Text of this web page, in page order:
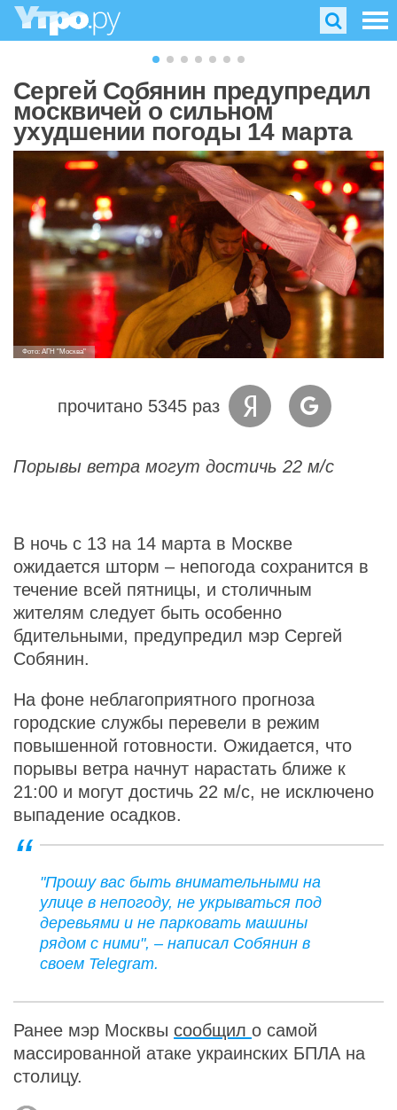
Сергей Собянин предупредил
москвичей о сильном
ухудшении погоды 14 марта
Фото: АГН "Москва"
прочитано 5345 раз
Порывы ветра могут достичь 22 м/с
В ночь с 13 на 14 марта в Москве
ожидается шторм – непогода сохранится в
течение всей пятницы, и столичным
жителям следует быть особенно
бдительными, предупредил мэр Сергей
Собянин.
На фоне неблагоприятного прогноза
городские службы перевели в режим
повышенной готовности. Ожидается, что
порывы ветра начнут нарастать ближе к
21:00 и могут достичь 22 м/с, не исключено
выпадение осадков.
"Прошу вас быть внимательными на
улице в непогоду, не укрываться под
деревьями и не парковать машины
рядом с ними", – написал Собянин в
своем Telegram.
Ранее мэр Москвы сообщил о самой
массированной атаке украинских БПЛА на
столицу.